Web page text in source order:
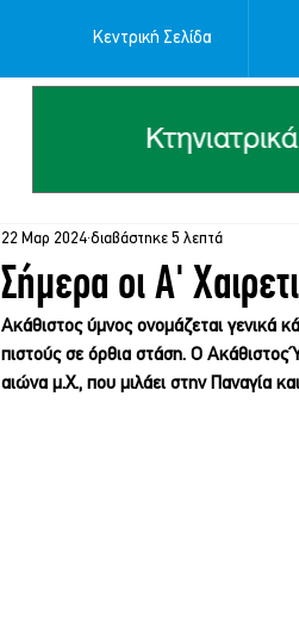
Κεντρική Σελίδα
Σήμερα οι Α'
22 Μαρ 2024 διαβάστηκε 5 λεπτά
Ακάθιστος ύμνος ονομάζεται γενικά
πιστούς σε όρθια στάση. Ο Ακάθιστος
αιώνα μ.Χ., που μιλάει στην Παναγία